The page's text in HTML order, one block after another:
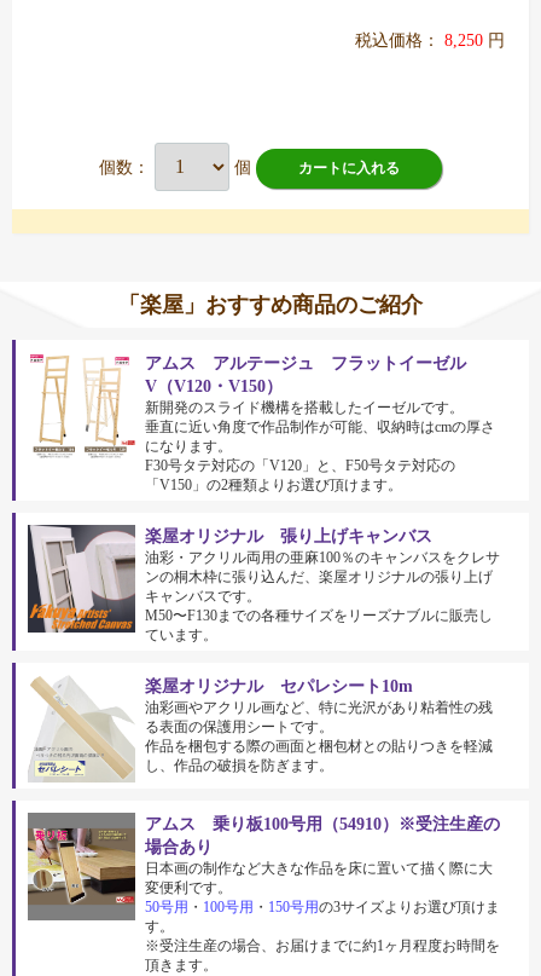
税込価格： 8,250 円
個数： 個 カートに入れる
「楽屋」おすすめ商品のご紹介
アムス アルテージュ フラットイーゼル
V（V120・V150）
新開発のスライド機構を搭載したイーゼルです。
垂直に近い角度で作品制作が可能、収納時はcmの厚さ
になります。
F30号タテ対応の「V120」と、F50号タテ対応の
「V150」の2種類よりお選び頂けます。
楽屋オリジナル 張り上げキャンバス
油彩・アクリル両用の亜麻100％のキャンバスをクレサ
ンの桐木枠に張り込んだ、楽屋オリジナルの張り上げ
キャンバスです。
M50〜F130までの各種サイズをリーズナブルに販売し
ています。
楽屋オリジナル セパレシート10m
油彩画やアクリル画など、特に光沢があり粘着性の残
る表面の保護用シートです。
作品を梱包する際の画面と梱包材との貼りつきを軽減
し、作品の破損を防ぎます。
アムス 乗り板100号用（54910）※受注生産の
場合あり
日本画の制作など大きな作品を床に置いて描く際に大
変便利です。
50号用 ・ 100号用 ・ 150号用の3サイズよりお選び頂けま
す。
※受注生産の場合、お届けまでに約1ヶ月程度お時間を
頂きます。